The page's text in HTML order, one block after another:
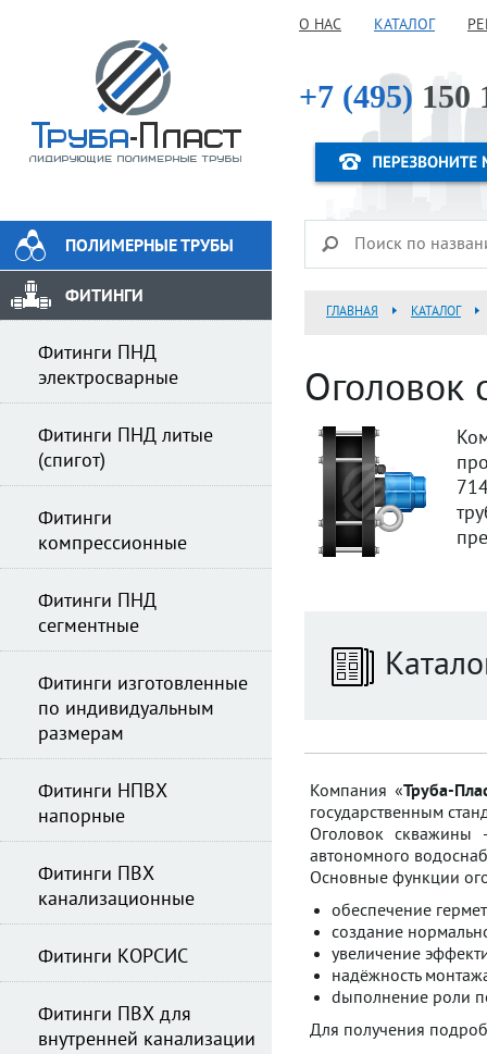
О НАС КАТАЛОГ
+7 (495) 150
ГЛАВНАЯ КАТАЛОГ
Оголовок
Компания «Труба-
государственным
Оголовок скважины
автономного
Основные функции
обеспечение
создание
увеличение
надёжность
dыполнение роли
Для получения
ПОЛИМЕРНЫЕ ТРУБЫ
ФИТИНГИ
Фитинги ПНД
электросварные
Фитинги ПНД литые
(спигот)
Фитинги
компрессионные
Фитинги ПНД
сегментные
Фитинги изготовленные
по индивидуальным
размерам
Фитинги НПВХ
напорные
Фитинги ПВХ
канализационные
Фитинги КОРСИС
Фитинги ПВХ для
внутренней канализации